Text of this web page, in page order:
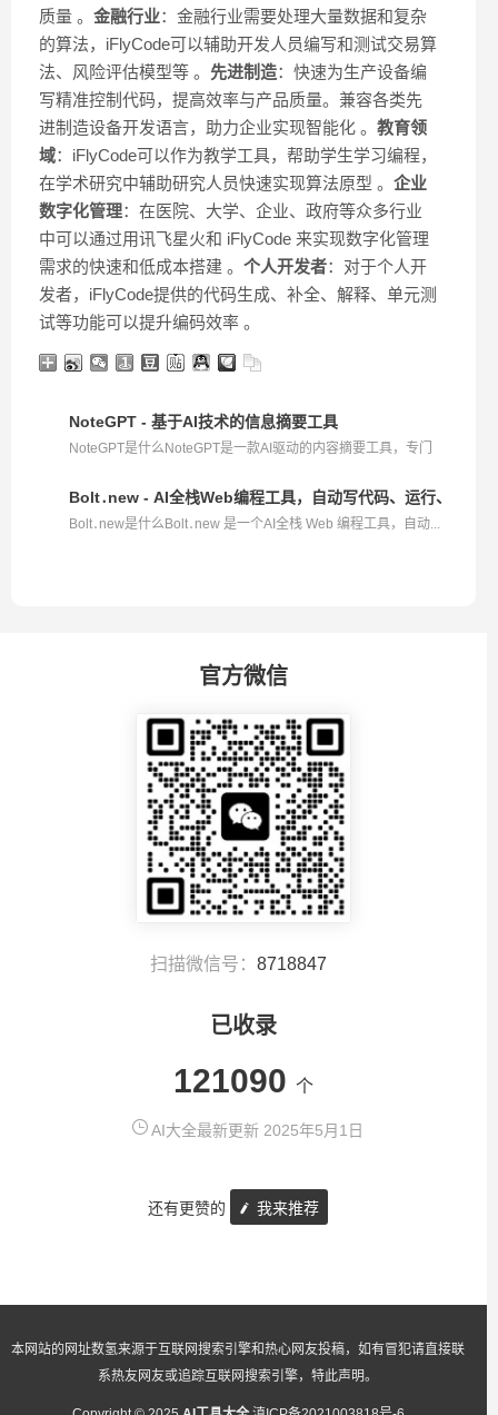
质量 。 金融行业：金融行业需要处理大量数据和复杂
的算法，iFlyCode可以辅助开发人员编写和测试交易算
法、风险评估模型等 。 先进制造：快速为生产设备编
写精准控制代码，提高效率与产品质量。兼容各类先
进制造设备开发语言，助力企业实现智能化 。 教育领
域：iFlyCode可以作为教学工具，帮助学生学习编程，
在学术研究中辅助研究人员快速实现算法原型 。 企业
数字化管理：在医院、大学、企业、政府等众多行业
中可以通过用讯飞星火和 iFlyCode 来实现数字化管理
需求的快速和低成本搭建 。 个人开发者：对于个人开
发者，iFlyCode提供的代码生成、补全、解释、单元测
试等功能可以提升编码效率 。
NoteGPT - 基于AI技术的信息摘要工具
NoteGPT是什么NoteGPT是一款AI驱动的内容摘要工具，专门
Bolt․new - AI全栈Web编程工具，自动写代码、运行、部署
Bolt․new是什么Bolt․new 是一个AI全栈 Web 编程工具，自动...
官方微信
扫描微信号： 8718847
已收录
121090 个
AI大全最新更新 2025年5月1日
还有更赞的 我来推荐
本网站的网址数氢来源于互联网搜索引擎和热心网友投稿，如有冒犯请直接联
系热友网友或追踪互联网搜索引擎，特此声明。